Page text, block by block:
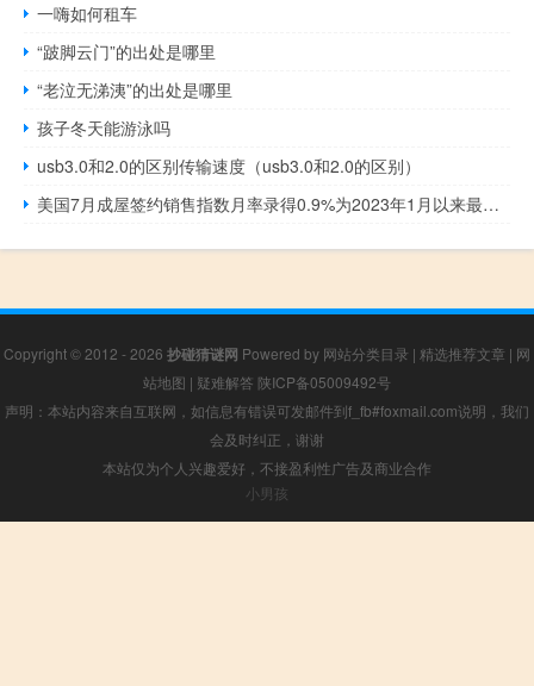
一嗨如何租车
“跛脚云门”的出处是哪里
“老泣无涕洟”的出处是哪里
孩子冬天能游泳吗
usb3.0和2.0的区别传输速度（usb3.0和2.0的区别）
美国7月成屋签约销售指数月率录得0.9%为2023年1月以来最大增幅
Copyright © 2012 - 2026 抄碰猜谜网 Powered by 网站分类目录 | 精选推荐文章 | 网
站地图 | 疑难解答 陕ICP备05009492号
声明：本站内容来自互联网，如信息有错误可发邮件到f_fb#foxmail.com说明，我们
会及时纠正，谢谢
本站仅为个人兴趣爱好，不接盈利性广告及商业合作
小男孩